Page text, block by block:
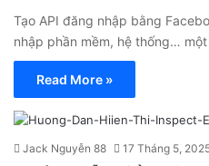
Tạo API đăng nhập bằng
nhập phần mềm, hệ thống…
Read More »
Jack Nguyễn 88 17 Tháng 5,